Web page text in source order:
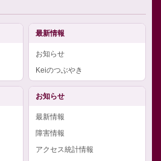
最新情報
お知らせ
Keiのつぶやき
お知らせ
最新情報
障害情報
アクセス統計情報